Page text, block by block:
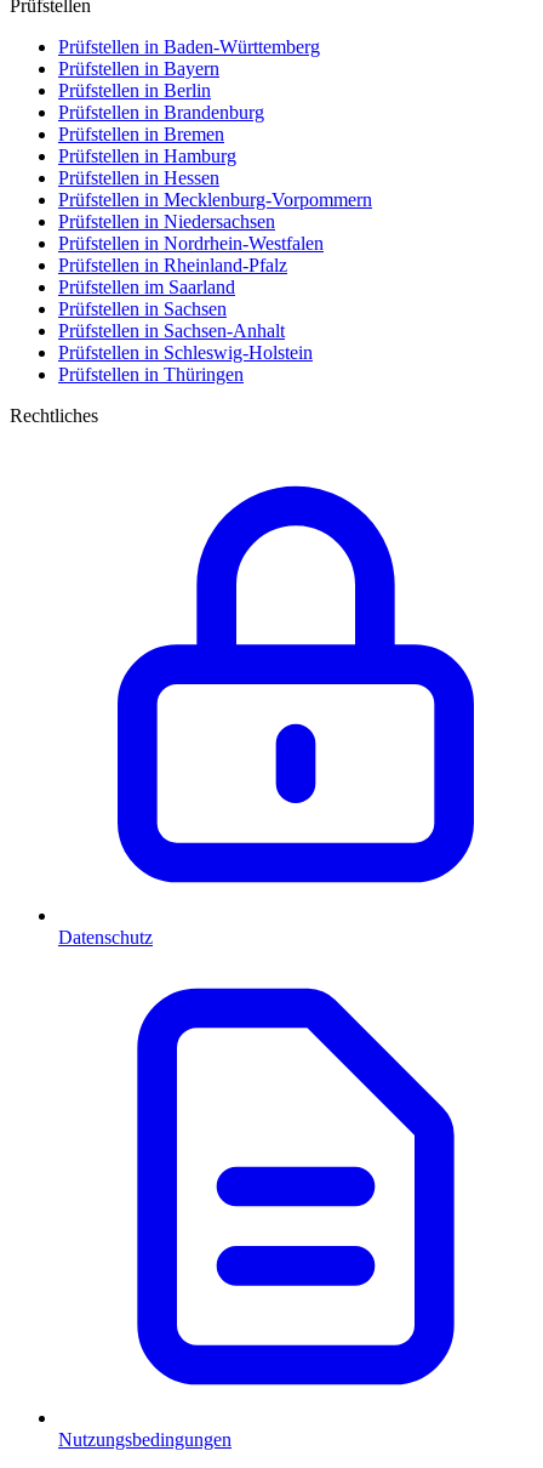
Prüfstellen
Prüfstellen in Baden-Württemberg
Prüfstellen in Bayern
Prüfstellen in Berlin
Prüfstellen in Brandenburg
Prüfstellen in Bremen
Prüfstellen in Hamburg
Prüfstellen in Hessen
Prüfstellen in Mecklenburg-Vorpommern
Prüfstellen in Niedersachsen
Prüfstellen in Nordrhein-Westfalen
Prüfstellen in Rheinland-Pfalz
Prüfstellen im Saarland
Prüfstellen in Sachsen
Prüfstellen in Sachsen-Anhalt
Prüfstellen in Schleswig-Holstein
Prüfstellen in Thüringen
Rechtliches
Datenschutz
Nutzungsbedingungen